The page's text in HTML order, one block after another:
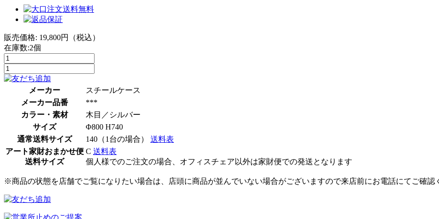
販売価格: 19,800円（税込）
在庫数:2個
メーカー
スチールケース
メーカー品番
***
カラー・素材
木目／シルバー
サイズ
Φ800 H740
通常送料サイズ
140（1台の場合） 送料表
アート家財おまかせ便
送料サイズ
C 送料表
個人様でのご注文の場合、オフィスチェア以外は家財便での発送となります
※商品の状態を店舗でご覧になりたい場合は、店頭に商品が並んでいない場合がございますので来店前にお電話にてご確認